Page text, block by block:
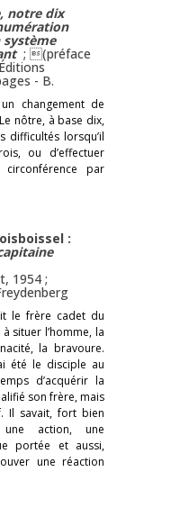
notre dix
; (préface
- B.
changement de
nôtre, à base dix,
difficultés lorsqu’il
ou d’effectuer
par
:
1954 ;
le frère cadet du
situer l’homme, la
la bravoure.
été le disciple au
d’acquérir la
son frère, mais
Il savait, fort bien
action, une
portée et aussi,
une réaction